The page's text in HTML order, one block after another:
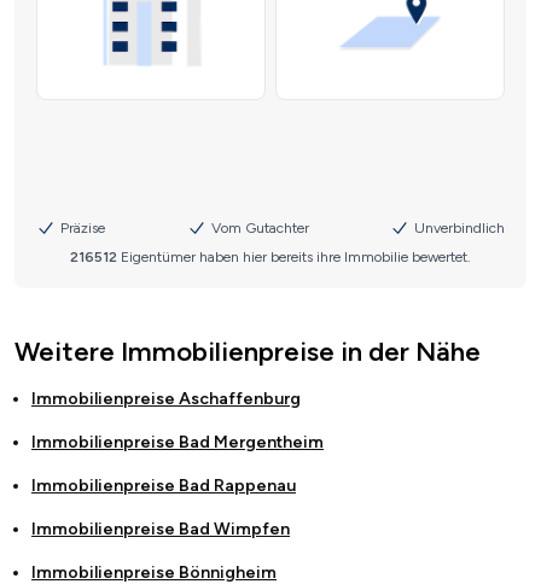
Weitere Immobilienpreise in der Nähe
Immobilienpreise Aschaffenburg
Immobilienpreise Bad Mergentheim
Immobilienpreise Bad Rappenau
Immobilienpreise Bad Wimpfen
Immobilienpreise Bönnigheim